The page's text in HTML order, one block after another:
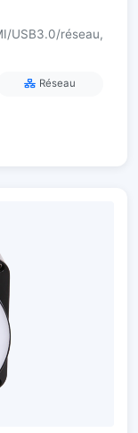
USB3.0/réseau,
Réseau